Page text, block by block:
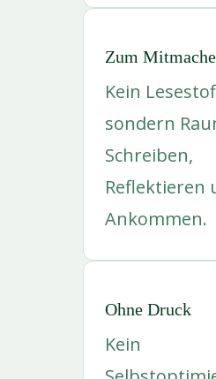
Zum
Kein
sondern
Schreiben,
Reflektieren
Ankommen.
Ohne Druck
Kein